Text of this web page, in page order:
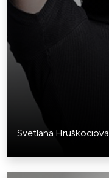
Svetlana Hruškociová